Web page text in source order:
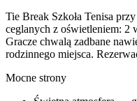
Tie Break Szkoła Tenisa
ceglanych z oświetleniem: 2
Gracze chwalą zadbane
rodzinnego miejsca.
Mocne strony